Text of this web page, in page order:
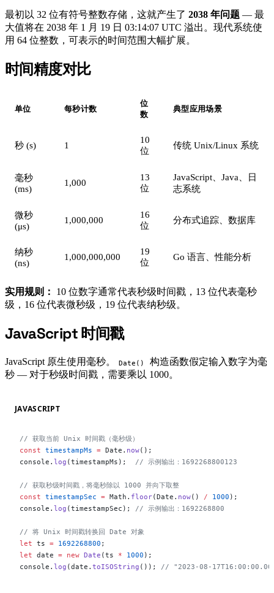
最初以 32 位有符号整数存储，这就产生了 2038 年问题 — 最
大值将在 2038 年 1 月 19 日 03:14:07 UTC 溢出。现代系统使
用 64 位整数，可表示的时间范围大幅扩展。
#
时间精度对比
单位 每秒计数
位
数
典型应用场景
秒 (s) 1
10
位
传统 Unix/Linux 系统
毫秒
(ms)
1,000
13
位
JavaScript、Java、日
志系统
微秒
(μs)
1,000,000
16
位
分布式追踪、数据库
纳秒
(ns)
1,000,000,000
19
位
Go 语言、性能分析
实用规则：
10 位数字通常代表秒级时间戳，13 位代表毫秒
级，16 位代表微秒级，19 位代表纳秒级。
#
JavaScript 时间戳
JavaScript 原生使用毫秒。 Date()
构造函数假定输入数字为毫
秒 — 对于秒级时间戳，需要乘以 1000。
JAVASCRIPT
// 获取当前 Unix 时间戳（毫秒级）
const timestampMs = Date. now();
console. log (timestampMs); // 示例输出：1692268800123
// 获取秒级时间戳，将毫秒除以 1000 并向下取整
const timestampSec = Math. floor(Date. now() / 1000 );
console. log (timestampSec); // 示例输出：1692268800
// 将 Unix 时间戳转换回 Date 对象
let ts = 1692268800 ;
let date = new Date (ts * 1000 );
console. log (date. toISOString ()); // "2023-08-